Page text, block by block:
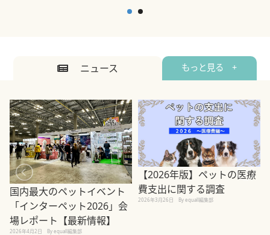
ニュース もっと見る +
国内最大のペットイベント
「インターペット2026」会
場レポート【最新情報】
2026年4月2日 By equall編集部
【2026年版】ペットの医療
費支出に関する調査
2026年3月26日 By equall編集部